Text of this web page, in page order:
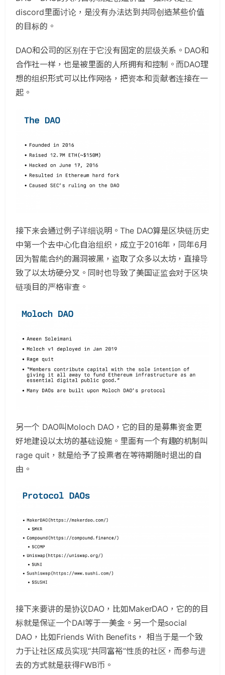
discord里面讨论，是没有办法达到共同创造某些价值
的目标的。
DAO和公司的区别在于它没有固定的层级关系。DAO和
合作社一样，也是被里面的人所拥有和控制。而DAO理
想的组织形式可以比作网络，把资本和贡献者连接在一
起。
接下来会通过例子详细说明。The DAO算是区块链历史
中第一个去中心化自治组织，成立于2016年，同年6月
因为智能合约的漏洞被黑，盗取了众多以太坊，直接导
致了以太坊硬分叉。同时也导致了美国证监会对于区块
链项目的严格审查。
另一个 DAO叫Moloch DAO，它的目的是募集资金更
好地建设以太坊的基础设施。里面有一个有趣的机制叫
rage quit，就是给予了投票者在等待期随时退出的自
由。
接下来要讲的是协议DAO，比如MakerDAO，它的的目
标就是保证一个DAI等于一美金。另一个是social
DAO，比如Friends With Benefits， 相当于是一个致
力于让社区成员实现“共同富裕”性质的社区，而参与进
去的方式就是获得FWB币。